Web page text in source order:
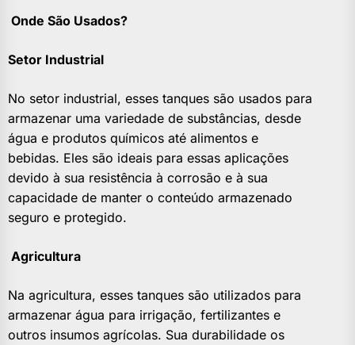
Onde São Usados?
Setor Industrial
No setor industrial, esses tanques são usados para
armazenar uma variedade de substâncias, desde
água e produtos químicos até alimentos e
bebidas. Eles são ideais para essas aplicações
devido à sua resistência à corrosão e à sua
capacidade de manter o conteúdo armazenado
seguro e protegido.
Agricultura
Na agricultura, esses tanques são utilizados para
armazenar água para irrigação, fertilizantes e
outros insumos agrícolas. Sua durabilidade os